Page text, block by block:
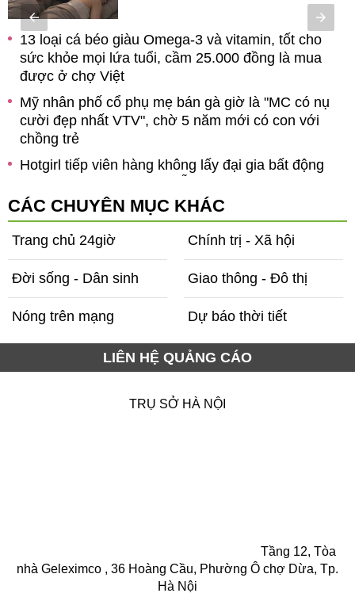
13 loại cá béo giàu Omega-3 và vitamin, tốt cho
sức khỏe mọi lứa tuổi, cầm 25.000 đồng là mua
được ở chợ Việt
Mỹ nhân phố cổ phụ mẹ bán gà giờ là "MC có nụ
cười đẹp nhất VTV", chờ 5 năm mới có con với
chồng trẻ
Hotgirl tiếp viên hàng không lấy đại gia bất động
người yêu thích
CÁC CHUYÊN MỤC KHÁC
Trang chủ 24giờ Chính trị - Xã hội
Đời sống - Dân sinh Giao thông - Đô thị
Nóng trên mạng Dự báo thời tiết
LIÊN HỆ QUẢNG CÁO
TRỤ SỞ HÀ NỘI
Tầng 12, Tòa
nhà Geleximco , 36 Hoàng Cầu, Phường Ô chợ Dừa, Tp.
Hà Nội